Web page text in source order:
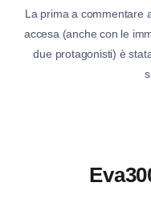
La prima a commentare
accesa (anche con le
due protagonisti) è